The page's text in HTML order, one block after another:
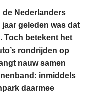
de Nederlanders
geleden was dat
Toch betekent het
rondrijden op
nauw samen
inmiddels
daarmee